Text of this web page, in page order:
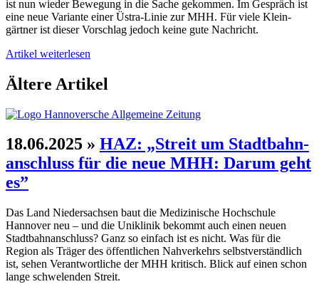
ist nun wieder Bewegung in die Sache gekommen. Im Gespräch ist
eine neue Variante einer Üstra-Linie zur MHH. Für viele Klein­
gärtner ist dieser Vor­schlag jedoch keine gute Nachricht.
Artikel weiterlesen
Ältere Artikel
18.06.2025 » HAZ: „Streit um Stadt­bahn­
anschluss für die neue MHH: Darum geht
es”
Das Land Nieder­sachsen baut die Medizinische Hoch­schule
Hannover neu – und die Uni­klinik bekommt auch einen neuen
Stadt­bahn­anschluss? Ganz so einfach ist es nicht. Was für die
Region als Träger des öffentlichen Nah­verkehrs selbst­ver­ständ­lich
ist, sehen Ver­ant­wortliche der MHH kritisch. Blick auf einen schon
lange schwelenden Streit.